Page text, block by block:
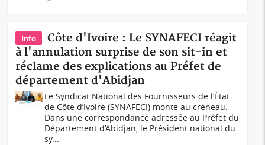
Info
Côte d'Ivoire : Le SYNAFECI réagit
à l'annulation surprise de son sit-in et
réclame des explications au Préfet de
département d'Abidjan
Le Syndicat National des Fournisseurs de l’État
de Côte d’Ivoire (SYNAFECI) monte au créneau.
Dans une correspondance adressée au Préfet du
Département d’Abidjan, le Président national du
sy...